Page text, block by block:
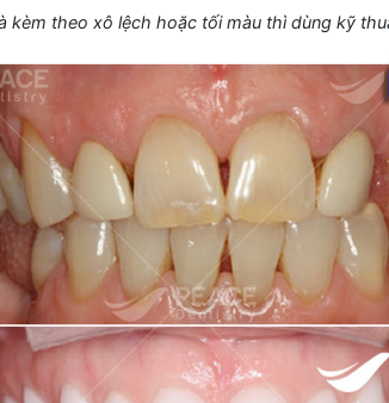
kèm theo xô lệch hoặc tối màu thì dùng kỹ